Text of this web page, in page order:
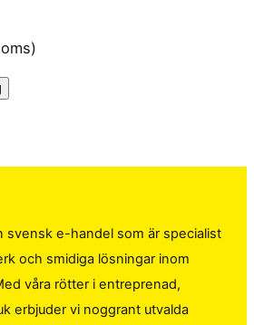
svensk e-handel som är specialist
och smidiga lösningar inom
våra rötter i entreprenad,
erbjuder vi noggrant utvalda